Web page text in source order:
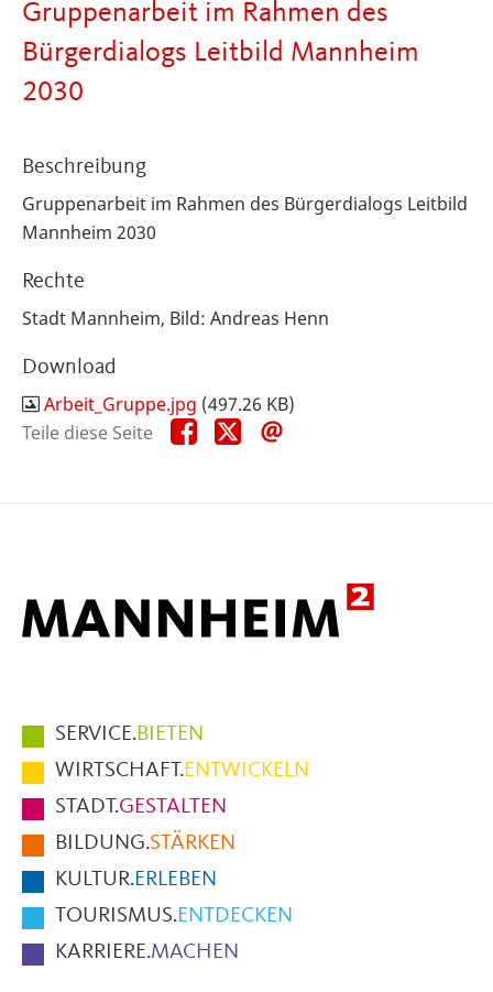
Gruppenarbeit im Rahmen des
Bürgerdialogs Leitbild Mannheim
2030
Beschreibung
Gruppenarbeit im Rahmen des Bürgerdialogs Leitbild
Mannheim 2030
Rechte
Stadt Mannheim, Bild: Andreas Henn
Download
Arbeit_Gruppe.jpg (497.26 KB)
Teile diese Seite
Teile
diese
Teile
diese
Hauptmenüpunkte
im
Fußbereich
der
Seite
SERVICE.BIETEN
WIRTSCHAFT.ENTWICKELN
STADT.GESTALTEN
BILDUNG.STÄRKEN
KULTUR.ERLEBEN
TOURISMUS.ENTDECKEN
KARRIERE.MACHEN